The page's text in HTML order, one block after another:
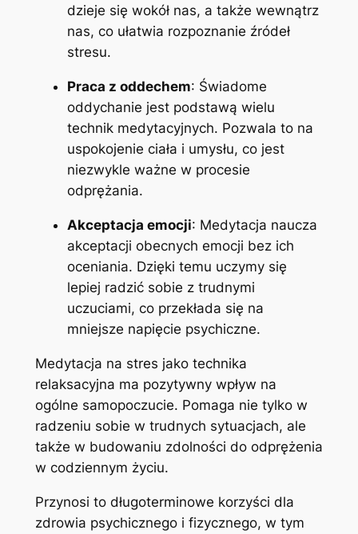
dzieje się wokół nas, a także wewnątrz
nas, co ułatwia rozpoznanie źródeł
stresu.
Praca z oddechem: Świadome
oddychanie jest podstawą wielu
technik medytacyjnych. Pozwala to na
uspokojenie ciała i umysłu, co jest
niezwykle ważne w procesie
odprężania.
Akceptacja emocji: Medytacja naucza
akceptacji obecnych emocji bez ich
oceniania. Dzięki temu uczymy się
lepiej radzić sobie z trudnymi
uczuciami, co przekłada się na
mniejsze napięcie psychiczne.
Medytacja na stres jako technika
relaksacyjna ma pozytywny wpływ na
ogólne samopoczucie. Pomaga nie tylko w
radzeniu sobie w trudnych sytuacjach, ale
także w budowaniu zdolności do odprężenia
w codziennym życiu.
Przynosi to długoterminowe korzyści dla
zdrowia psychicznego i fizycznego, w tym